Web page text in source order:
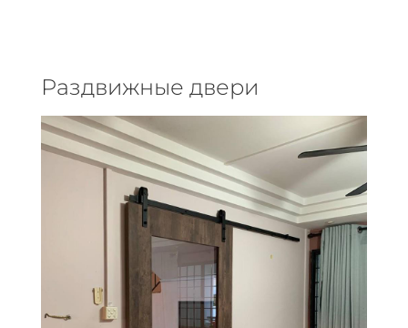
Раздвижные двери